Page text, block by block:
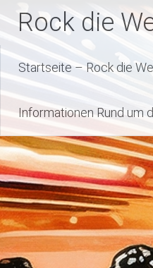
InhaltRock die
Startseite – Rock die
Informationen Rund um